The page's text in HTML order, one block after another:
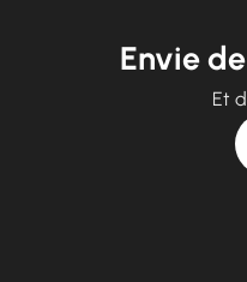
Envie
Et